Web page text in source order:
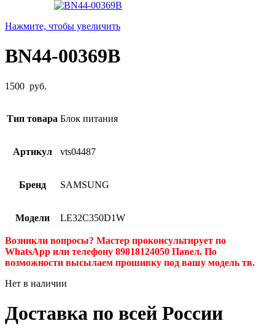
Нажмите, чтобы увеличить
BN44-00369B
1500 руб.
Тип товара Блок питания
Артикул vts04487
Бренд SAMSUNG
Модели LE32C350D1W
Возникли вопросы? Мастер проконсультирует по
WhatsApp или телефону 89818124050 Павел. По
возможности высылаем прошивку под вашу модель тв.
Нет в наличии
Доставка по всей России